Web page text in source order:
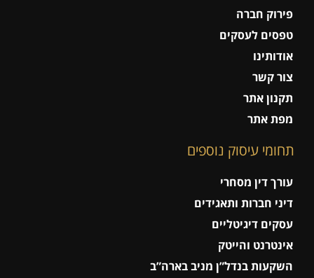
פירוק חברה
טפסים לעסקים
אודותינו
צור קשר
תקנון אתר
מפת אתר
תחומי עיסוק נוספים
עורך דין מסחרי
דיני חברות ותאגידים
עסקים דיגיטליים
אינטרנט והייטק
השקעות בנדל”ן מניב בארה”ב